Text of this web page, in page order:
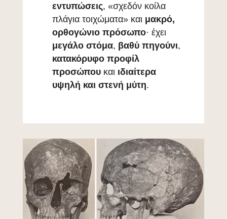
εντυπώσεις, «σχεδόν κοίλα
πλάγια τοιχώματα» και μακρό,
ορθογώνιο πρόσωπο· έχει
μεγάλο στόμα, βαθύ πηγούνι,
κατακόρυφο προφίλ
προσώπουκαι ιδιαίτερα
υψηλή και στενή μύτη.